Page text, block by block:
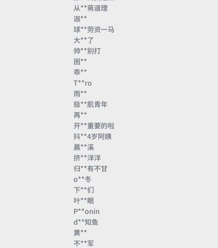
从**蒋道理
迦**
球**劳资一马
大**了
帅**别打
困**
乖**
T**ro
雨**
极**肌青年
再**
开**重要的啦
抖**4岁阿姨
晨**溪
挤**洋洋
归**有不甘
o**冬
下**们
叶**眠
P**onin
d**知鱼
黄**
不**军